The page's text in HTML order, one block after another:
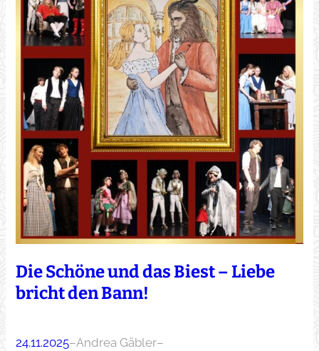
Die Schöne und das Biest – Liebe
bricht den Bann!
24.11.2025–Andrea Gäbler–